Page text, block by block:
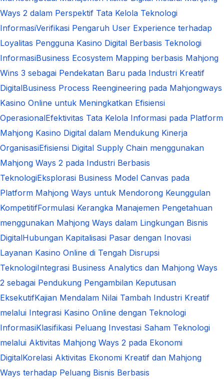
Ways 2 dalam Perspektif Tata Kelola Teknologi
InformasiVerifikasi Pengaruh User Experience terhadap
Loyalitas Pengguna Kasino Digital Berbasis Teknologi
InformasiBusiness Ecosystem Mapping berbasis Mahjong
Wins 3 sebagai Pendekatan Baru pada Industri Kreatif
DigitalBusiness Process Reengineering pada Mahjongways
Kasino Online untuk Meningkatkan Efisiensi
OperasionalEfektivitas Tata Kelola Informasi pada Platform
Mahjong Kasino Digital dalam Mendukung Kinerja
OrganisasiEfisiensi Digital Supply Chain menggunakan
Mahjong Ways 2 pada Industri Berbasis
TeknologiEksplorasi Business Model Canvas pada
Platform Mahjong Ways untuk Mendorong Keunggulan
KompetitifFormulasi Kerangka Manajemen Pengetahuan
menggunakan Mahjong Ways dalam Lingkungan Bisnis
DigitalHubungan Kapitalisasi Pasar dengan Inovasi
Layanan Kasino Online di Tengah Disrupsi
TeknologiIntegrasi Business Analytics dan Mahjong Ways
2 sebagai Pendukung Pengambilan Keputusan
EksekutifKajian Mendalam Nilai Tambah Industri Kreatif
melalui Integrasi Kasino Online dengan Teknologi
InformasiKlasifikasi Peluang Investasi Saham Teknologi
melalui Aktivitas Mahjong Ways 2 pada Ekonomi
DigitalKorelasi Aktivitas Ekonomi Kreatif dan Mahjong
Ways terhadap Peluang Bisnis Berbasis